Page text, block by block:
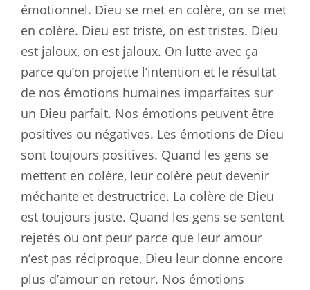
émotionnel. Dieu se met en colère, on se met
en colère. Dieu est triste, on est tristes. Dieu
est jaloux, on est jaloux. On lutte avec ça
parce qu’on projette l’intention et le résultat
de nos émotions humaines imparfaites sur
un Dieu parfait. Nos émotions peuvent être
positives ou négatives. Les émotions de Dieu
sont toujours positives. Quand les gens se
mettent en colère, leur colère peut devenir
méchante et destructrice. La colère de Dieu
est toujours juste. Quand les gens se sentent
rejetés ou ont peur parce que leur amour
n’est pas réciproque, Dieu leur donne encore
plus d’amour en retour. Nos émotions